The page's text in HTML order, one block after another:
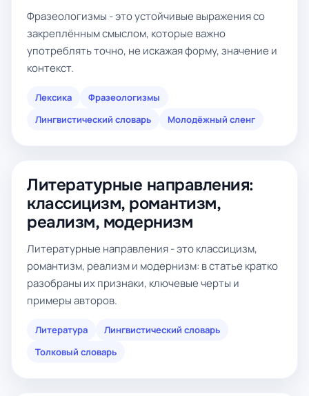
Фразеологизмы - это устойчивые выражения со
закреплённым смыслом, которые важно
употреблять точно, не искажая форму, значение и
контекст.
Лексика
Фразеологизмы
Лингвистический словарь
Молодёжный сленг
Литературные направления:
классицизм, романтизм,
реализм, модернизм
Литературные направления - это классицизм,
романтизм, реализм и модернизм: в статье кратко
разобраны их признаки, ключевые черты и
примеры авторов.
Литература
Лингвистический словарь
Толковый словарь